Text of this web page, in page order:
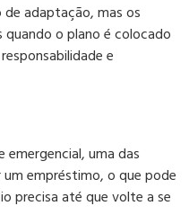
adaptação, mas os
o plano é colocado
e
emergencial, uma das
empréstimo, o que pode
precisa até que volte a se